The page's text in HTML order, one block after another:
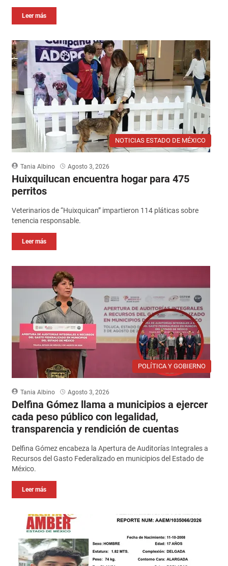
Leer más
NOTICIAS ESTADO DE MÉXICO
Tania Albino Agosto 3, 2026
Huixquilucan encuentra hogar para 475
perritos
Veterinarios de “Huixquican” impartieron 114 pláticas sobre
tenencia responsable.
Leer más
POLÍTICA Y GOBIERNO
Tania Albino Agosto 3, 2026
Delfina Gómez llama a municipios a ejercer
cada peso público con legalidad,
transparencia y rendición de cuentas
Delfina Gómez encabeza la Apertura de Auditorías Integrales a
Recursos del Gasto Federalizado en municipios del Estado de
México.
Leer más